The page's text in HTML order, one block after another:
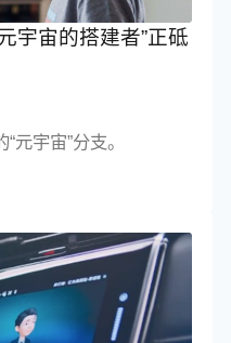
宇宙的搭建者”正砥
元宇宙”分支。